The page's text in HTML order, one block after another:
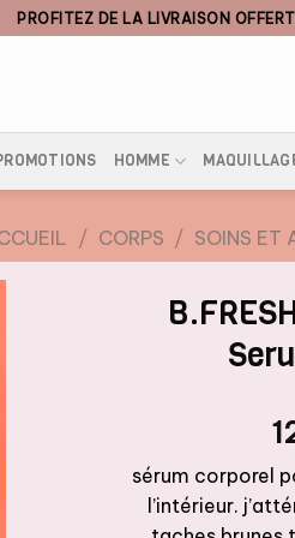
PROFITEZ DE LA LIVRAISON
HOMME
/ CORPS / SOINS ET
sérum corporel
l’intérieur.